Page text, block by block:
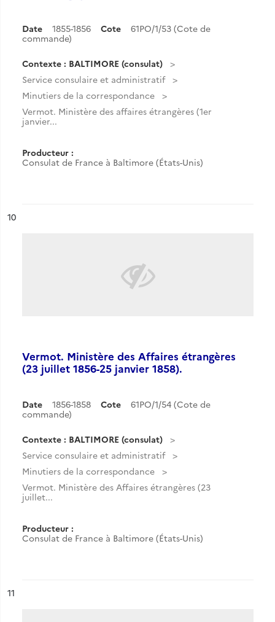
Date 1855-1856 Cote
61PO/1/53 (Cote de
commande)
Contexte : BALTIMORE (consulat)
Service consulaire et administratif
Minutiers de la correspondance
Vermot. Ministère des affaires étrangères (1er
janvier...
Producteur :
Consulat de France à Baltimore (États-Unis)
n°
10
Vermot. Ministère des Affaires étrangères
(23 juillet 1856-25 janvier 1858).
Date 1856-1858 Cote
61PO/1/54 (Cote de
commande)
Contexte : BALTIMORE (consulat)
Service consulaire et administratif
Minutiers de la correspondance
Vermot. Ministère des Affaires étrangères (23
juillet...
Producteur :
Consulat de France à Baltimore (États-Unis)
n°
11